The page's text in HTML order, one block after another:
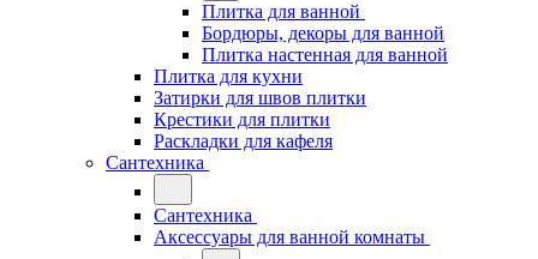
Плитка для ванной
Бордюры, декоры для ванной
Плитка настенная для ванной
Плитка для кухни
Затирки для швов плитки
Крестики для плитки
Раскладки для кафеля
Сантехника
Сантехника
Аксессуары для ванной комнаты